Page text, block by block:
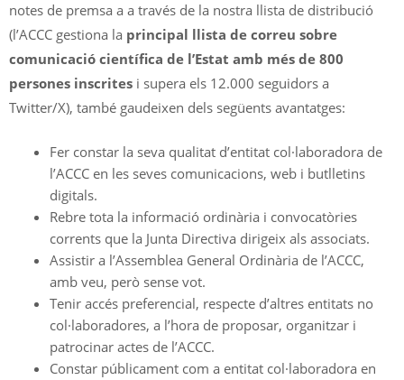
notes de premsa a a través de la nostra llista de distribució
(l’ACCC gestiona la principal llista de correu sobre
comunicació científica de l’Estat amb més de 800
persones inscrites i supera els 12.000 seguidors a
Twitter/X), també gaudeixen dels següents avantatges:
Fer constar la seva qualitat d’entitat col·laboradora de
l’ACCC en les seves comunicacions, web i butlletins
digitals.
Rebre tota la informació ordinària i convocatòries
corrents que la Junta Directiva dirigeix als associats.
Assistir a l’Assemblea General Ordinària de l’ACCC,
amb veu, però sense vot.
Tenir accés preferencial, respecte d’altres entitats no
col·laboradores, a l’hora de proposar, organitzar i
patrocinar actes de l’ACCC.
Constar públicament com a entitat col·laboradora en